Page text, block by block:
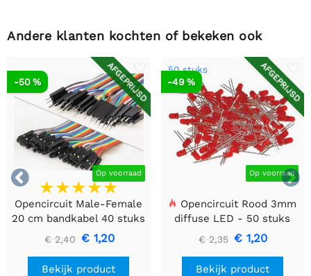
Andere klanten kochten of bekeken ook


AFGEPRIJSD
Op voorraad
-50 %
Opencircuit Male-Female
20 cm bandkabel 40 stuks
€ 2,40 € 1,20
Bekijk product
AFGEPRIJSD
50 stuks
Op voorraad
-49 %
Opencircuit Rood 3mm
diffuse LED - 50 stuks
€ 2,35 € 1,20
Bekijk product